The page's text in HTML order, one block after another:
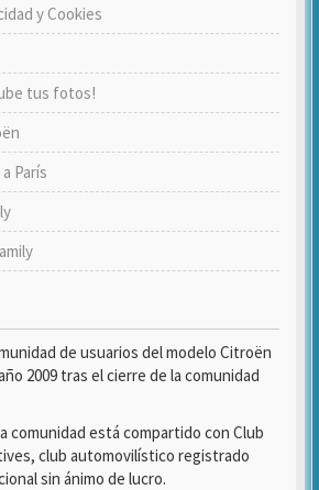
y Cookies
tus fotos!
París
de usuarios del modelo Citroën
2009 tras el cierre de la comunidad
comunidad está compartido con Club
club automovilístico registrado
sin ánimo de lucro.